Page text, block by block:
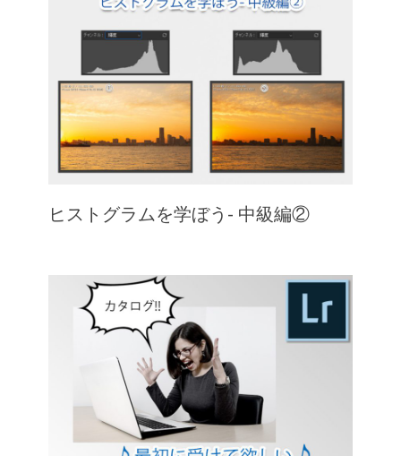
ヒストグラムを学ぼう- 中級編②